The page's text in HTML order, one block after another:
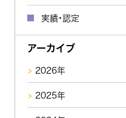
実績・認定
アーカイブ
2026年
2025年